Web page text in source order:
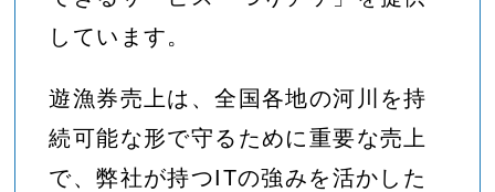
しています。
遊漁券売上は、全国各地の河川を持
続可能な形で守るために重要な売上
で、弊社が持つITの強みを活かした